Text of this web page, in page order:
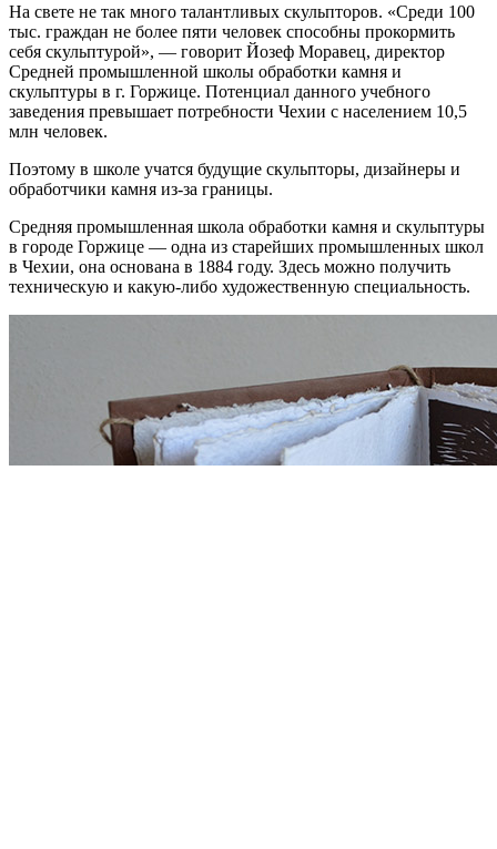
На свете не так много талантливых скульпторов. «Среди 100
тыс. граждан не более пяти человек способны прокормить
себя скульптурой», — говорит Йозеф Моравец, директор
Средней промышленной школы обработки камня и
скульптуры в г. Горжице. Потенциал данного учебного
заведения превышает потребности Чехии с населением 10,5
млн человек.
Поэтому в школе учатся будущие скульпторы, дизайнеры и
обработчики камня из-за границы.
Средняя промышленная школа обработки камня и скульптуры
в городе Горжице — одна из старейших промышленных школ
в Чехии, она основана в 1884 году. Здесь можно получить
техническую и какую-либо художественную специальность.